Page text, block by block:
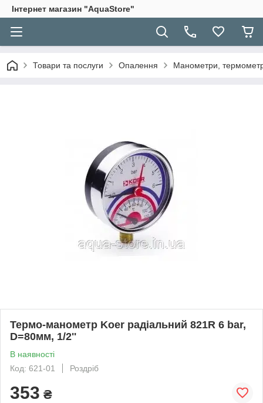
Інтернет магазин "AquaStore"
Товари та послуги Опалення Манометри,
Термо-манометр Koer радіальний 821R 6 bar,
D=80мм, 1/2''
В наявності
Код: 621-01
Роздріб
353 ₴